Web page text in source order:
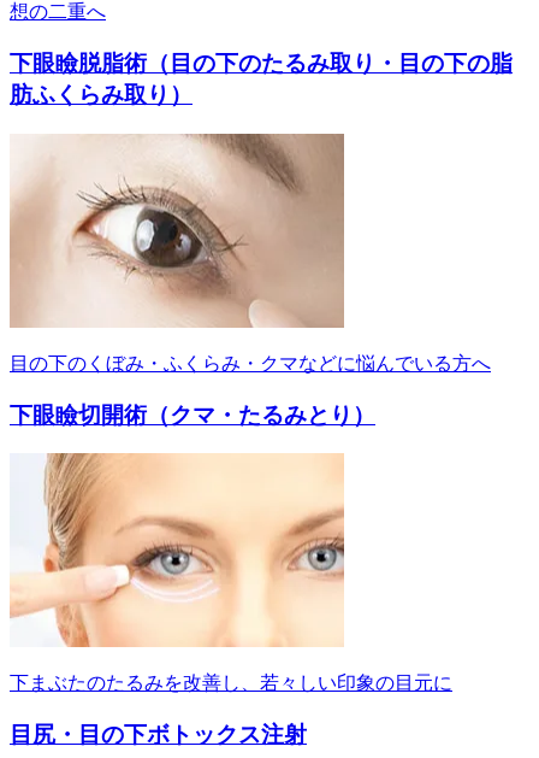
想の二重へ
下眼瞼脱脂術（目の下のたるみ取り・目の下の脂
肪ふくらみ取り）
目の下のくぼみ・ふくらみ・クマなどに悩んでいる方へ
下眼瞼切開術（クマ・たるみとり）
下まぶたのたるみを改善し、若々しい印象の目元に
目尻・目の下ボトックス注射